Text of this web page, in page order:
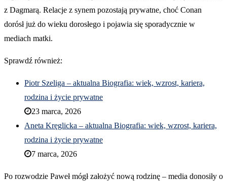
z Dagmarą. Relacje z synem pozostają prywatne, choć Conan
dorósł już do wieku dorosłego i pojawia się sporadycznie w
mediach matki.
Sprawdź również:
Piotr Szeliga – aktualna Biografia: wiek, wzrost, kariera,
rodzina i życie prywatne
23 marca, 2026
Aneta Kręglicka – aktualna Biografia: wiek, wzrost, kariera,
rodzina i życie prywatne
7 marca, 2026
Po rozwodzie Paweł mógł założyć nową rodzinę – media donosiły o